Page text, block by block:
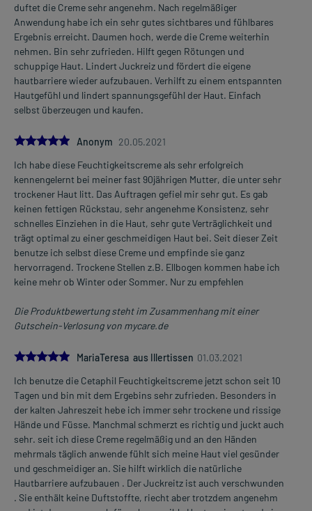
duftet die Creme sehr angenehm. Nach regelmäßiger
Anwendung habe ich ein sehr gutes sichtbares und fühlbares
Ergebnis erreicht. Daumen hoch, werde die Creme weiterhin
nehmen. Bin sehr zufrieden. Hilft gegen Rötungen und
schuppige Haut. Lindert Juckreiz und fördert die eigene
hautbarriere wieder aufzubauen. Verhilft zu einem entspannten
Hautgefühl und lindert spannungsgefühl der Haut. Einfach
selbst überzeugen und kaufen.
5.0Anonym 20.05.2021
Ich habe diese Feuchtigkeitscreme als sehr erfolgreich
kennengelernt bei meiner fast 90jährigen Mutter, die unter sehr
trockener Haut litt. Das Auftragen gefiel mir sehr gut. Es gab
keinen fettigen Rückstau, sehr angenehme Konsistenz, sehr
schnelles Einziehen in die Haut, sehr gute Verträglichkeit und
trägt optimal zu einer geschmeidigen Haut bei. Seit dieser Zeit
benutze ich selbst diese Creme und empfinde sie ganz
hervorragend. Trockene Stellen z.B. Ellbogen kommen habe ich
keine mehr ob Winter oder Sommer. Nur zu empfehlen
Die Produktbewertung steht im Zusammenhang mit einer
Gutschein-Verlosung von mycare.de
5.0
MariaTeresa aus Illertissen 01.03.2021
Ich benutze die Cetaphil Feuchtigkeitscreme jetzt schon seit 10
Tagen und bin mit dem Ergebins sehr zufrieden. Besonders in
der kalten Jahreszeit hebe ich immer sehr trockene und rissige
Hände und Füsse. Manchmal schmerzt es richtig und juckt auch
sehr. seit ich diese Creme regelmäßig und an den Händen
mehrmals täglich anwende fühlt sich meine Haut viel gesünder
und geschmeidiger an. Sie hilft wirklich die natürliche
Hautbarriere aufzubauen . Der Juckreitz ist auch verschwunden
. Sie enthält keine Duftstoffte, riecht aber trotzdem angenehm